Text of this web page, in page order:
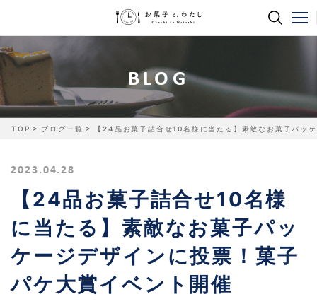
BLOG
TOP ブログ一覧 【24品お菓子詰合せ10名様に当たる】素敵なお菓子パッ
2023.04.28
【24品お菓子詰合せ10名様
に当たる】素敵なお菓子パッ
ケージデザインに投票！菓子
パケ大賞イベント開催